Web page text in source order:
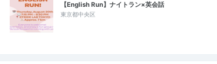
【English Run】ナイトラン×英会話
東京都中央区